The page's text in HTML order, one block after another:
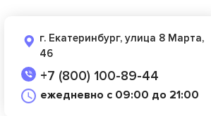
г. Екатеринбург, улица 8 Марта,
46
+7 (800) 100-89-44
ежедневно с 09:00 до 21:00